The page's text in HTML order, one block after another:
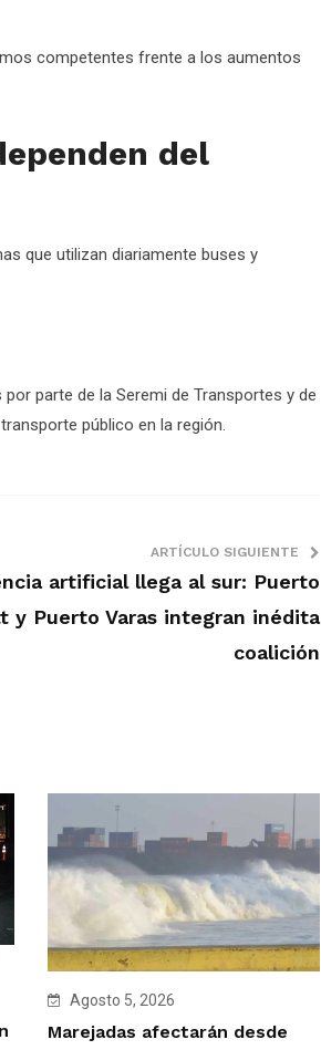
competentes frente a los aumentos
del
que utilizan diariamente buses y
parte de la Seremi de Transportes y de
público en la región.
ARTÍCULO SIGUIENTE
artificial llega al sur: Puerto
y Puerto Varas integran inédita
coalición
Agosto 5, 2026
Marejadas afectarán desde